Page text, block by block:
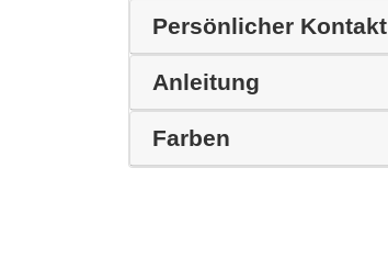
Persönlicher Kontakt
Anleitung
Farben